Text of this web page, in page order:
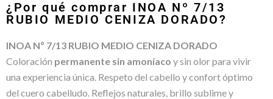
¿Por qué comprar INOA Nº 7/13
RUBIO MEDIO CENIZA DORADO?
INOA Nº 7/13 RUBIO MEDIO CENIZA DORADO
Coloración permanente sin amoníaco y sin olor para vivir
una experiencia única. Respeto del cabello y confort óptimo
del cuero cabelludo. Reflejos naturales, brillo sublime y